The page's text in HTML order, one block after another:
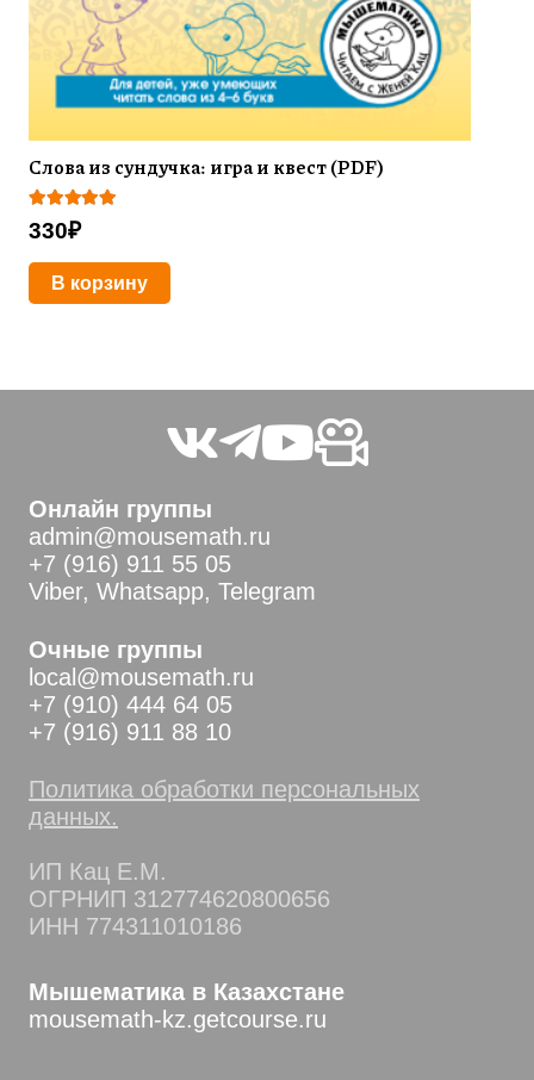
Слова из сундучка: игра и квест (PDF)
Оценка
330₽
В корзину
Онлайн группы
admin@mousemath.ru
+7 (916) 911 55 05
Viber, Whatsapp, Telegram
Очные группы
local@mousemath.ru
+7 (910) 444 64 05
+7 (916) 911 88 10
Политика обработки персональных
данных.
ИП Кац Е.М.
ОГРНИП 312774620800656
ИНН 774311010186
Мышематика в Казахстане
mousemath-kz.getcourse.ru